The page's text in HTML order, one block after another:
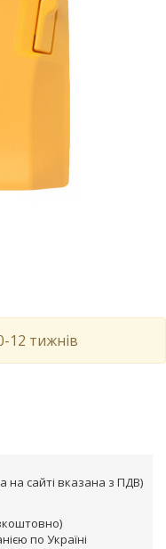
12 тижнів
на сайті вказана з ПДВ)
по Україні